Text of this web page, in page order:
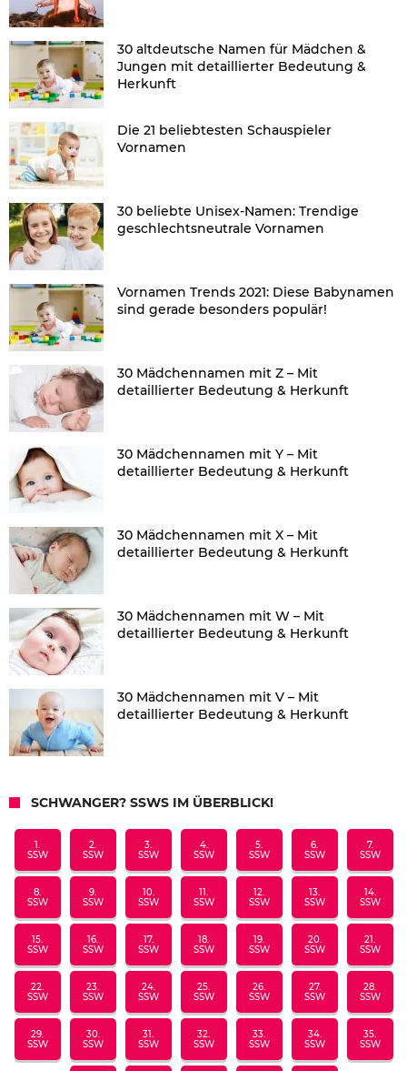
30 altdeutsche Namen für Mädchen &
Jungen mit detaillierter Bedeutung &
Herkunft
Die 21 beliebtesten Schauspieler
Vornamen
30 beliebte Unisex-Namen: Trendige
geschlechtsneutrale Vornamen
Vornamen Trends 2021: Diese Babynamen
sind gerade besonders populär!
30 Mädchennamen mit Z – Mit
detaillierter Bedeutung & Herkunft
30 Mädchennamen mit Y – Mit
detaillierter Bedeutung & Herkunft
30 Mädchennamen mit X – Mit
detaillierter Bedeutung & Herkunft
30 Mädchennamen mit W – Mit
detaillierter Bedeutung & Herkunft
30 Mädchennamen mit V – Mit
detaillierter Bedeutung & Herkunft
SCHWANGER? SSWS IM ÜBERBLICK!
1.
SSW
2.
SSW
3.
SSW
4.
SSW
5.
SSW
6.
SSW
7.
SSW
8.
SSW
9.
SSW
10.
SSW
11.
SSW
12.
SSW
13.
SSW
14.
SSW
15.
SSW
16.
SSW
17.
SSW
18.
SSW
19.
SSW
20.
SSW
21.
SSW
22.
SSW
23.
SSW
24.
SSW
25.
SSW
26.
SSW
27.
SSW
28.
SSW
29.
SSW
30.
SSW
31.
SSW
32.
SSW
33.
SSW
34.
SSW
35.
SSW